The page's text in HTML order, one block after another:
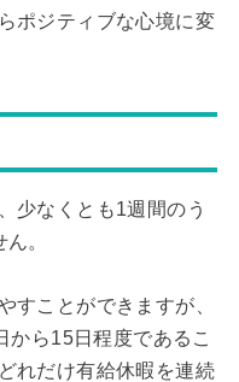
ポジティブな心境に変
少なくとも1週間のう
。
すことができますが、
から15日程度であるこ
れだけ有給休暇を連続